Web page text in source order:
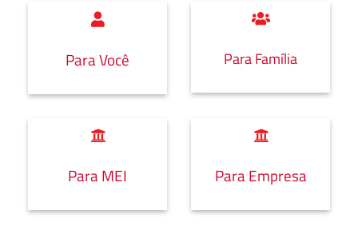
Para Você Para Família
Para MEI Para Empresa